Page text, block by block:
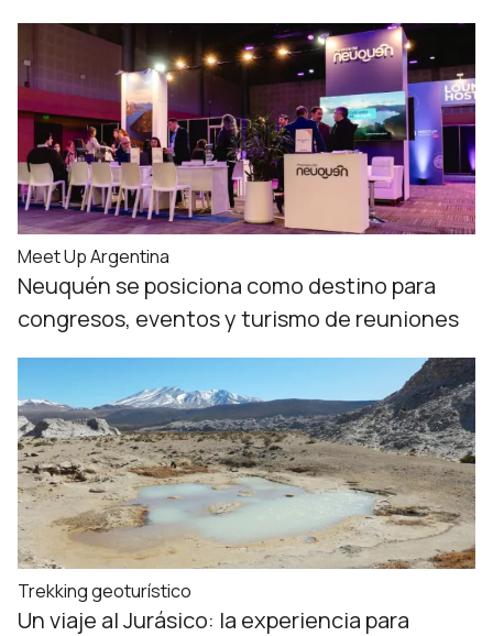
Meet Up Argentina
Neuquén se posiciona como destino para
congresos, eventos y turismo de reuniones
Trekking geoturístico
Un viaje al Jurásico: la experiencia para